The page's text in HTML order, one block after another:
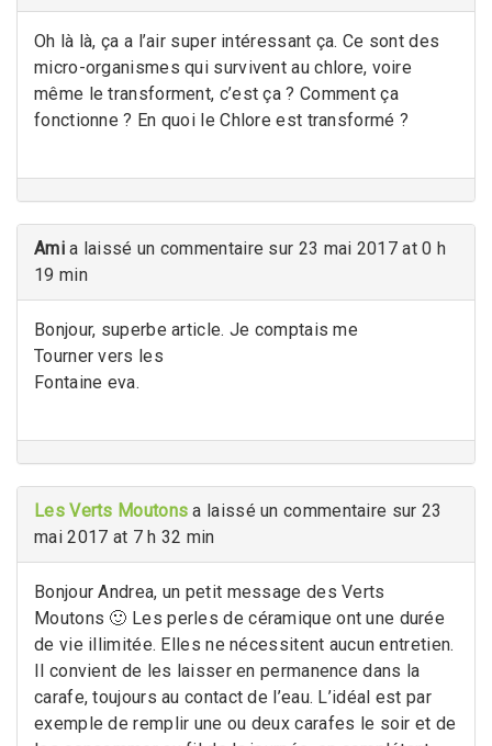
Oh là là, ça a l’air super intéressant ça. Ce sont des
micro-organismes qui survivent au chlore, voire
même le transforment, c’est ça ? Comment ça
fonctionne ? En quoi le Chlore est transformé ?
Ami a laissé un commentaire sur 23 mai 2017 at 0 h
19 min
Bonjour, superbe article. Je comptais me
Tourner vers les
Fontaine eva.
Les Verts Moutons a laissé un commentaire sur 23
mai 2017 at 7 h 32 min
Bonjour Andrea, un petit message des Verts
Moutons 🙂 Les perles de céramique ont une durée
de vie illimitée. Elles ne nécessitent aucun entretien.
Il convient de les laisser en permanence dans la
carafe, toujours au contact de l’eau. L’idéal est par
exemple de remplir une ou deux carafes le soir et de